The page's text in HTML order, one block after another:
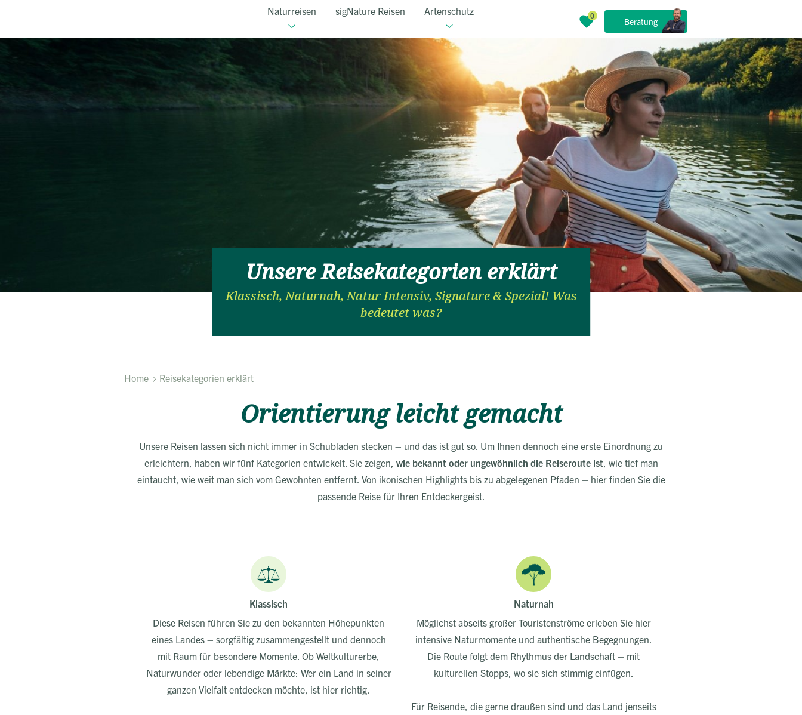
Beratung
Naturreisen sigNature Reisen Artenschutz
Unsere Reisekategorien erklärt
Klassisch, Naturnah, Natur Intensiv, Signature & Spezial! Was
bedeutet was?
Home Reisekategorien erklärt
Orientierung leicht gemacht
Unsere Reisen lassen sich nicht immer in Schubladen stecken – und das ist gut so. Um Ihnen dennoch eine erste Einordnung zu
erleichtern, haben wir fünf Kategorien entwickelt. Sie zeigen, wie bekannt oder ungewöhnlich die Reiseroute ist , wie tief man
eintaucht, wie weit man sich vom Gewohnten entfernt. Von ikonischen Highlights bis zu abgelegenen Pfaden – hier finden Sie die
passende Reise für Ihren Entdeckergeist.
Klassisch
Diese Reisen führen Sie zu den bekannten Höhepunkten
eines Landes – sorgfältig zusammengestellt und dennoch
mit Raum für besondere Momente. Ob Weltkulturerbe,
Naturwunder oder lebendige Märkte: Wer ein Land in seiner
ganzen Vielfalt entdecken möchte, ist hier richtig.
Naturnah
Möglichst abseits großer Touristenströme erleben Sie hier
intensive Naturmomente und authentische Begegnungen.
Die Route folgt dem Rhythmus der Landschaft – mit
kulturellen Stopps, wo sie sich stimmig einfügen.
Für Reisende, die gerne draußen sind und das Land jenseits